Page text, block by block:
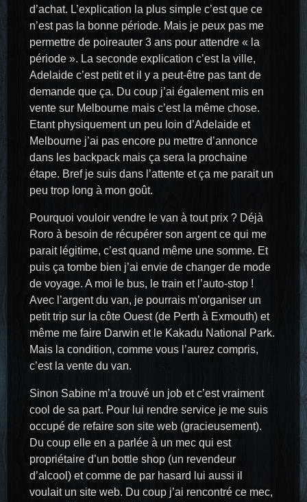
d’achat. L’explication la plus simple c’est que ce
n’est pas la bonne période. Mais je peux pas me
permettre de poireauter 3 ans pour attendre « la
période ». La seconde explication c’est la ville,
Adelaide c’est petit et il y a peut-être pas tant de
demande que ça. Du coup j’ai également mis en
vente sur Melbourne mais c’est la même chose.
Etant physiquement un peu loin d’Adelaide et
Melbourne j’ai pas encore pu mettre d’annonce
dans les backpack mais ça sera la prochaine
étape. Bref je suis dans l’attente et ça me parait un
peu trop long à mon goût.
Pourquoi vouloir vendre le van à tout prix ? Déjà
Roro à besoin de récupérer son argent ce qui me
parait légitime, c’est quand même une somme. Et
puis ça tombe bien j’ai envie de changer de mode
de voyage. A moi le bus, le train et l’auto-stop !
Avec l’argent du van, je pourrais m’organiser un
petit trip sur la côte Ouest (de Perth à Exmouth) et
même me faire Darwin et le Kakadu National Park.
Mais la condition, comme vous l’aurez compris,
c’est la vente du van.
Sinon Sabine m’a trouvé un job et c’est vraiment
cool de sa part. Pour lui rendre service je me suis
occupé de refaire son site web (gracieusement).
Du coup elle en a parlée à un mec qui est
propriétaire d’un bottle shop (un revendeur
d’alcool) et comme de par hasard lui aussi il
voulait un site web. Du coup j’ai rencontré ce mec,